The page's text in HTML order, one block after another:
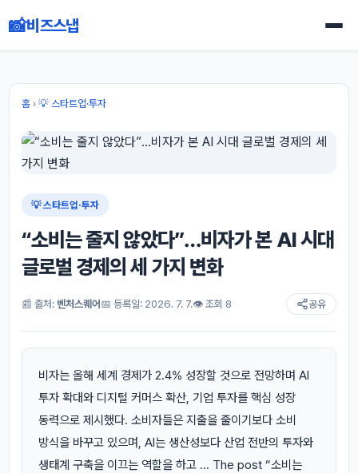
📸비즈스냅
홈› 💡 스타트업·투자
💡 스타트업·투자
“소비는 줄지 않았다”…비자가 본 AI 시대
글로벌 경제의 세 가지 변화
📰 출처: 벤처스퀘어📅 등록일: 2026. 7. 7.👁 조회 8 공유
비자는 올해 세계 경제가 2.4% 성장할 것으로 전망하며 AI
투자 확대와 디지털 커머스 확산, 기업 투자를 핵심 성장
동력으로 제시했다. 소비자들은 지출을 줄이기보다 소비
방식을 바꾸고 있으며, AI는 생산성보다 산업 전반의 투자와
생태계 구축을 이끄는 역할을 하고 ... The post “소비는